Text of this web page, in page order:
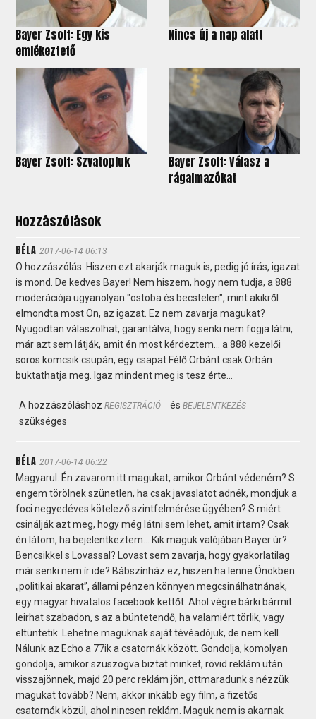
Bayer Zsolt: Egy kis
emlékeztető
Nincs új a nap alatt
Bayer Zsolt: Szvatopluk
Bayer Zsolt: Válasz a
rágalmazókat
Hozzászólások
BÉLA 2017-06-14 06:13
O hozzászólás. Hiszen ezt akarják maguk is, pedig jó írás, igazat
is mond. De kedves Bayer! Nem hiszem, hogy nem tudja, a 888
moderációja ugyanolyan "ostoba és becstelen", mint akikről
elmondta most Ön, az igazat. Ez nem zavarja magukat?
Nyugodtan válaszolhat, garantálva, hogy senki nem fogja látni,
már azt sem látják, amit én most kérdeztem... a 888 kezelői
soros komcsik csupán, egy csapat.Félő Orbánt csak Orbán
buktathatja meg. Igaz mindent meg is tesz érte...
A hozzászóláshozREGISZTRÁCIÓ ésBEJELENTKEZÉS
szükséges
BÉLA 2017-06-14 06:22
Magyarul. Én zavarom itt magukat, amikor Orbánt védeném? S
engem törölnek szünetlen, ha csak javaslatot adnék, mondjuk a
foci negyedéves kötelező szintfelmérése ügyében? S miért
csinálják azt meg, hogy még látni sem lehet, amit írtam? Csak
én látom, ha bejelentkeztem… Kik maguk valójában Bayer úr?
Bencsikkel s Lovassal? Lovast sem zavarja, hogy gyakorlatilag
már senki nem ír ide? Bábszínház ez, hiszen ha lenne Önökben
„politikai akarat”, állami pénzen könnyen megcsinálhatnának,
egy magyar hivatalos facebook kettőt. Ahol végre bárki bármit
leirhat szabadon, s az a büntetendő, ha valamiért törlik, vagy
eltüntetik. Lehetne maguknak saját tévéadójuk, de nem kell.
Nálunk az Echo a 77ik a csatornák között. Gondolja, komolyan
gondolja, amikor szuszogva biztat minket, rövid reklám után
visszajönnek, majd 20 perc reklám jön, ottmaradunk s nézzük
magukat tovább? Nem, akkor inkább egy film, a fizetős
csatornák közül, ahol nincsen reklám. Maguk nem is akarnak